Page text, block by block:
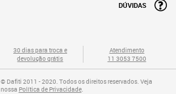
DÚVIDAS
30 dias para troca e
devolução grátis
Atendimento
11 3053 7500
© Dafiti 2011 - 2020. Todos os direitos reservados. Veja
nossa Política de Privacidade.